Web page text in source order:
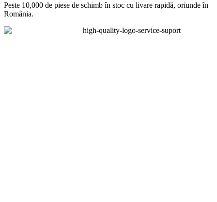
Peste 10,000 de piese de schimb în stoc cu livare rapidă, oriunde în
România.